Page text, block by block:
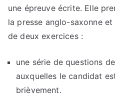
une épreuve écrite. Elle
la presse anglo-saxonne
de deux exercices :
une série de questions
auxquelles le candidat
brièvement.